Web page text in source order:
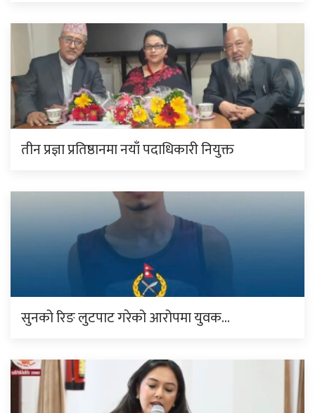
तीन प्रज्ञा प्रतिष्ठानमा नयाँ पदाधिकारी नियुक्त
सुनको रिङ लुटपाट गरेको आरोपमा युवक…